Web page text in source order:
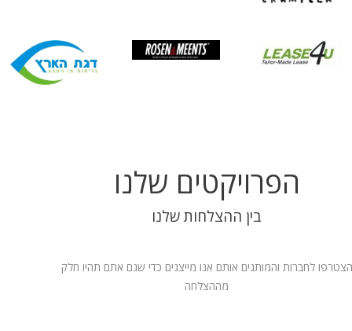
הפרויקטים שלנו
בין ההצלחות שלנו
הצטרפו לחברות והמותגים אותם אנו מייצגים כדי שגם אתם תהיו חלק
מההצלחה